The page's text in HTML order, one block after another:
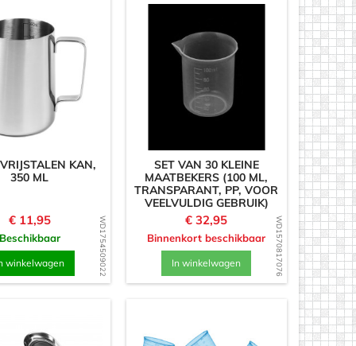
WD1754509022
KAN,
350 ML
Prijs
€ 11,95
winkelwagen WD1570817076
SET VAN 30 KLEINE
MAATBEKERS (100 ML,
TRANSPARANT, PP, VOOR
VEELVULDIG GEBRUIK)
Prijs
€ 32,95
Binnenkort beschikbaar
In winkelwagen